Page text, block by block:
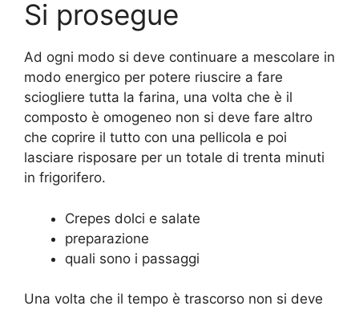
Si prosegue
Ad ogni modo si deve continuare a mescolare in
modo energico per potere riuscire a fare
sciogliere tutta la farina, una volta che è il
composto è omogeneo non si deve fare altro
che coprire il tutto con una pellicola e poi
lasciare risposare per un totale di trenta minuti
in frigorifero.
Crepes dolci e salate
preparazione
quali sono i passaggi
Una volta che il tempo è trascorso non si deve